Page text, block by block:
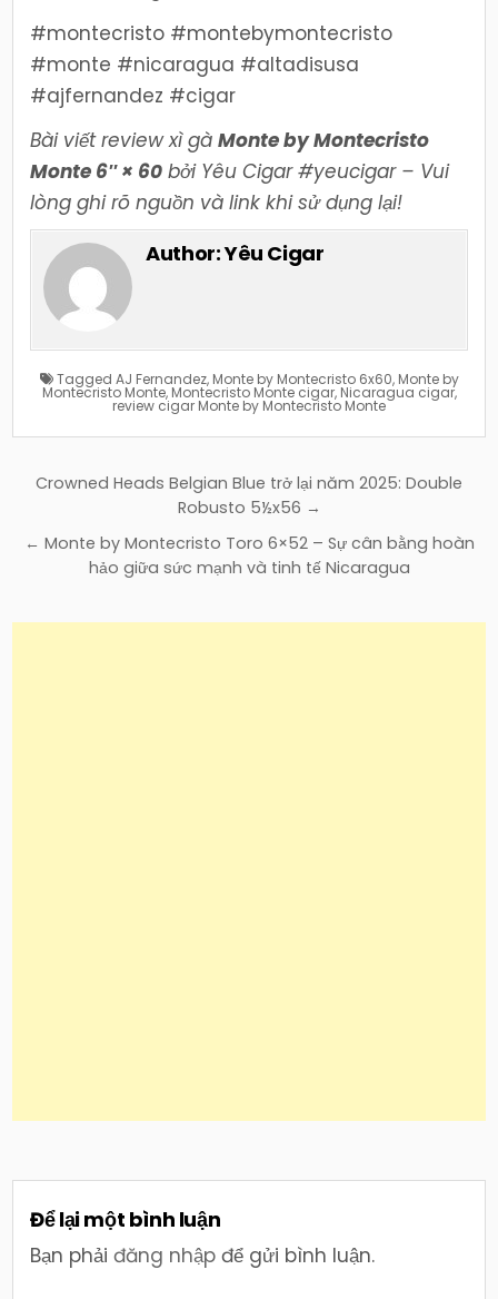
#montecristo #montebymontecristo
#monte #nicaragua #altadisusa
#ajfernandez #cigar
Bài viết review xì gàMonte by Montecristo
Monte 6″ × 60 bởi Yêu Cigar #yeucigar – Vui
lòng ghi rõ nguồn và link khi sử dụng lại!
Author:Yêu Cigar
Tagged AJ Fernandez, Monte by Montecristo 6x60, Monte by
Montecristo Monte, Montecristo Monte cigar, Nicaragua cigar,
review cigar Monte by Montecristo Monte
Điều
bài
Crowned Heads Belgian Blue trở lại năm 2025: Double
Robusto 5½x56 →
← Monte by Montecristo Toro 6×52 – Sự cân bằng hoàn
hảo giữa sức mạnh và tinh tế Nicaragua
Để lại một bình luận
Bạn phảiđăng nhập để gửi bình luận.